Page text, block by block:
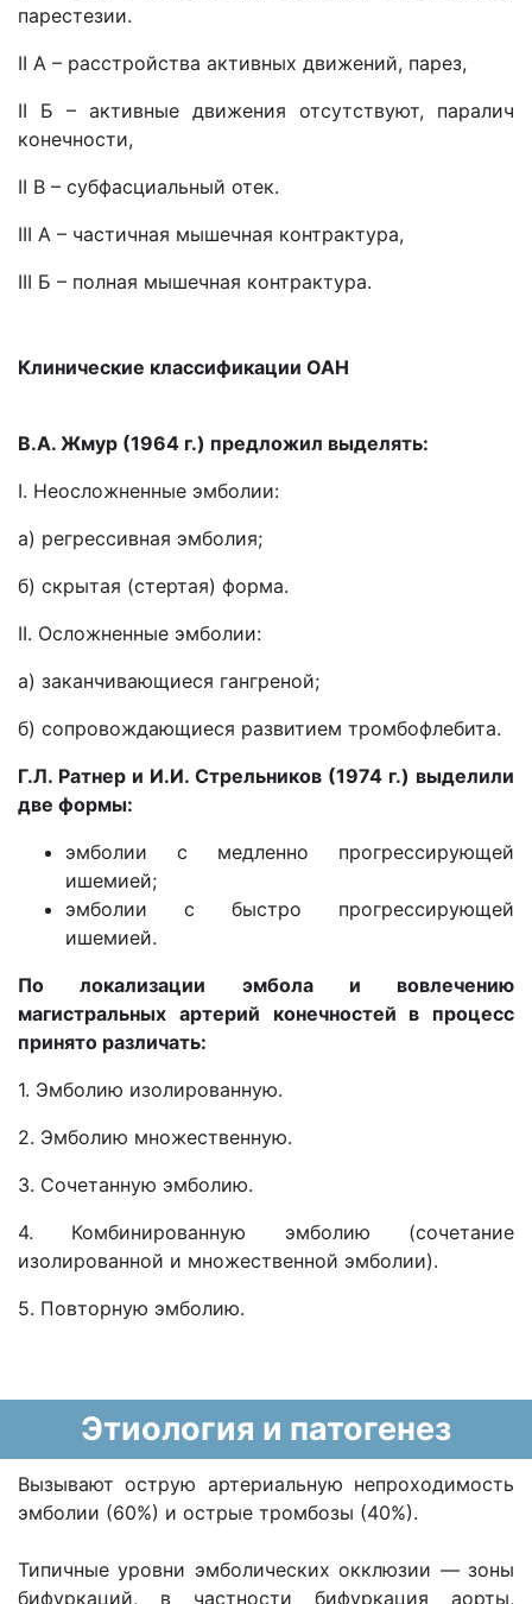
парестезии.
II А – расстройства активных движений, парез,
II Б – активные движения отсутствуют, паралич
конечности,
II В – субфасциальный отек.
III А – частичная мышечная контрактура,
III Б – полная мышечная контрактура.
Клинические классификации ОАН
В.А. Жмур (1964 г.) предложил выделять:
I. Неосложненные эмболии:
а) регрессивная эмболия;
б) скрытая (стертая) форма.
II. Осложненные эмболии:
а) заканчивающиеся гангреной;
б) сопровождающиеся развитием тромбофлебита.
Г.Л. Ратнер и И.И. Стрельников (1974 г.) выделили
две формы:
эмболии с медленно прогрессирующей
ишемией;
эмболии с быстро прогрессирующей
ишемией.
По локализации эмбола и вовлечению
магистральных артерий конечностей в процесс
принято различать:
1. Эмболию изолированную.
2. Эмболию множественную.
3. Сочетанную эмболию.
4. Комбинированную эмболию (сочетание
изолированной и множественной эмболии).
5. Повторную эмболию.
Этиология и патогенез
Вызывают острую артериальную непроходимость
эмболии (60%) и острые тромбозы (40%).
Типичные уровни эмболических окклюзии — зоны
бифуркаций, в частности бифуркация аорты,